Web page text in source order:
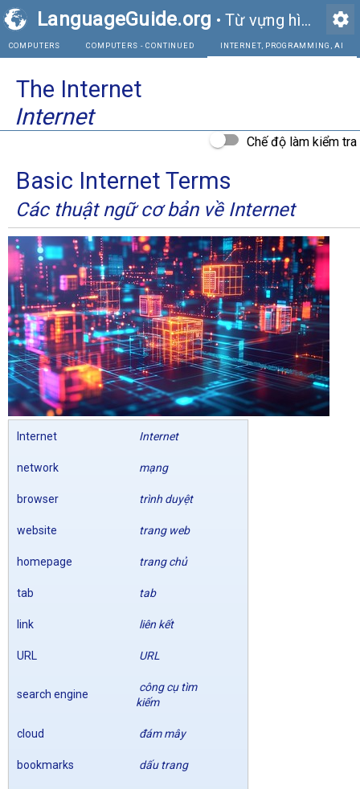
LanguageGuide.org • Từ vựng hình ảnh tiếng Anh settings
The Internet
Internet
Chế độ làm kiểm tra
Basic Internet Terms
Các thuật ngữ cơ bản về Internet
Internet Internet
network mạng
browser trình duyệt
website trang web
homepage trang chủ
tab tab
link liên kết
URL URL
search engine
công cụ tìm
kiếm
cloud đám mây
bookmarks dấu trang